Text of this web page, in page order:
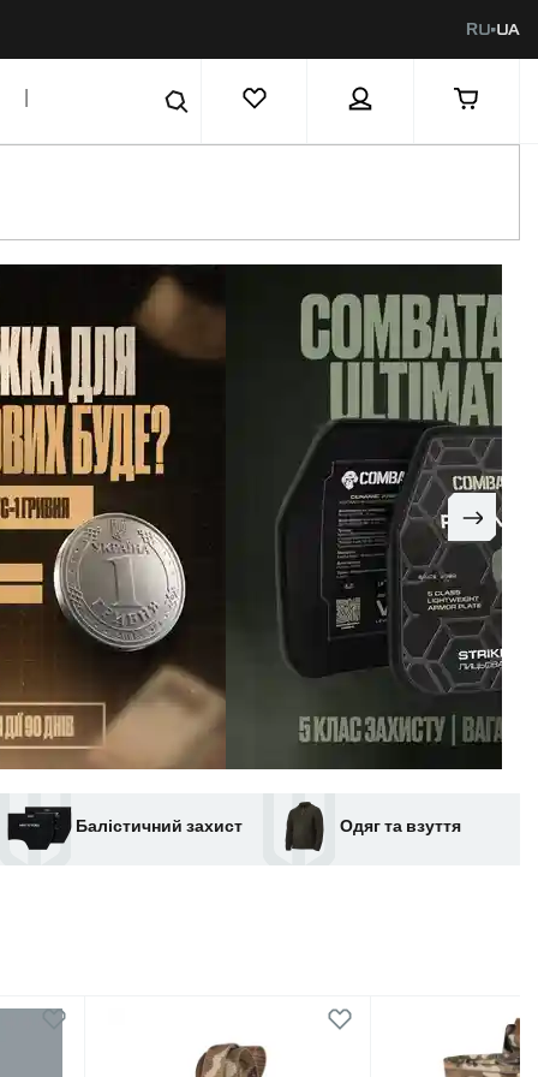
RU UA
Балістичний захист Одяг та взуття